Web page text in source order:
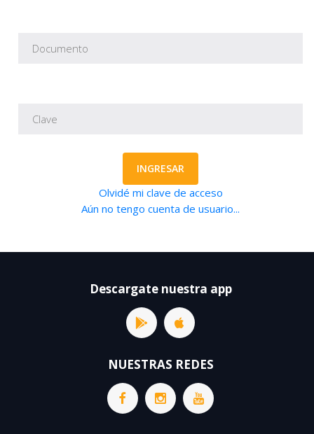
INGRESAR
Olvidé mi clave de acceso
Aún no tengo cuenta de usuario...
Descargate nuestra app
NUESTRAS REDES